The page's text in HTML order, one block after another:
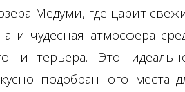
Медуми, где царит
и чудесная атмосфера
интерьера. Это
подобранного места